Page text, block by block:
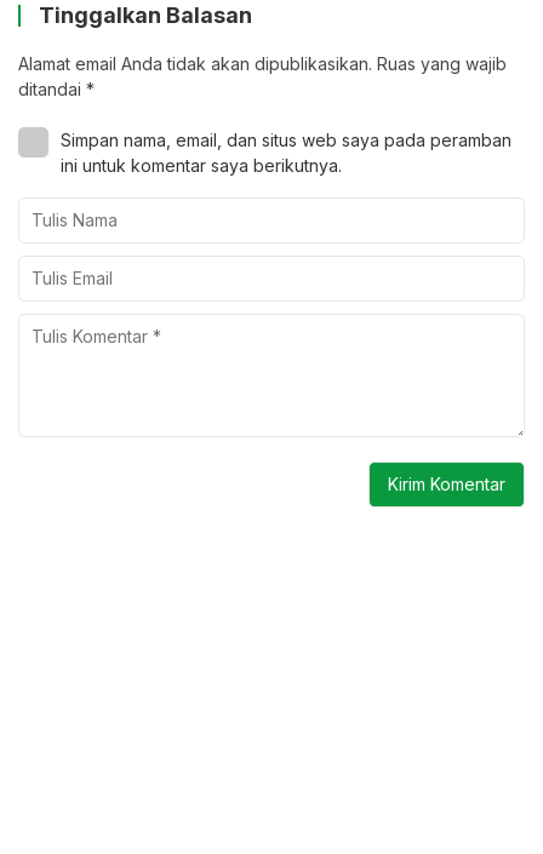
Tinggalkan Balasan
Alamat email Anda tidak akan dipublikasikan. Ruas yang wajib
ditandai *
Simpan nama, email, dan situs web saya pada peramban
ini untuk komentar saya berikutnya.